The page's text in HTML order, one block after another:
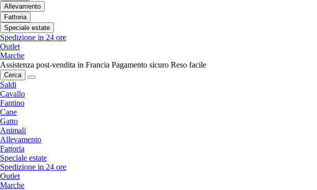
Allevamento
Fattoria
Speciale estate
Spedizione in 24 ore
Outlet
Marche
Assistenza post-vendita in Francia Pagamento sicuro Reso facile
Cerca
Saldi
Cavallo
Fantino
Cane
Gatto
Animali
Allevamento
Fattoria
Speciale estate
Spedizione in 24 ore
Outlet
Marche